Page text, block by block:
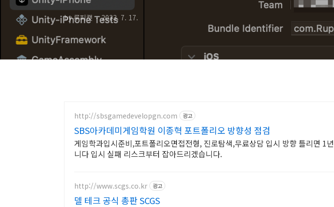
by 루피캣 2023. 7. 17.
http://sbsgamedevelopgn.com 광고
SBS아카데미게임학원 이종혁 포트폴리오 방향성 점검
게임학과입시준비,포트폴리오면접전형, 진로탐색,무료상담 입시 방향 틀리면 1
니다 입시 실패 리스크부터 잡아드리겠습니다.
http://www.scgs.co.kr 광고
델 테크 공식 총판 SCGS